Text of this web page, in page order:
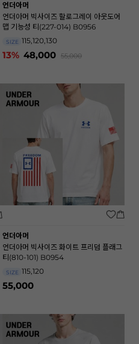
언더아머
언더아머 빅사이즈 할로그레이 아웃도어
맵 기능성 티(227-014) B0956
SIZE 115,120,130
13% 48,000 55,000
언더아머
언더아머 빅사이즈 화이트 프리덤 플래그
티(810-101) B0954
SIZE 115,120
55,000